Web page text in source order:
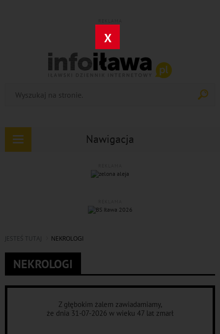
X
Nawigacja
Rozwiń
JESTEŚ TUTAJ NEKROLOGI
NEKROLOGI
Z głębokim żalem zawiadamiamy,
że dnia 31-07-2026 w wieku 47 lat zmarł